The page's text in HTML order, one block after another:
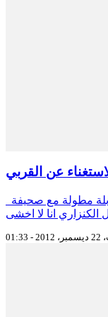
عن القربي